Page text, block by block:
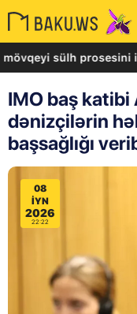
sülh prosesini irəli
IMO baş katibi
dənizçilərin
başsağlığı
08
IYN
2026
22:22